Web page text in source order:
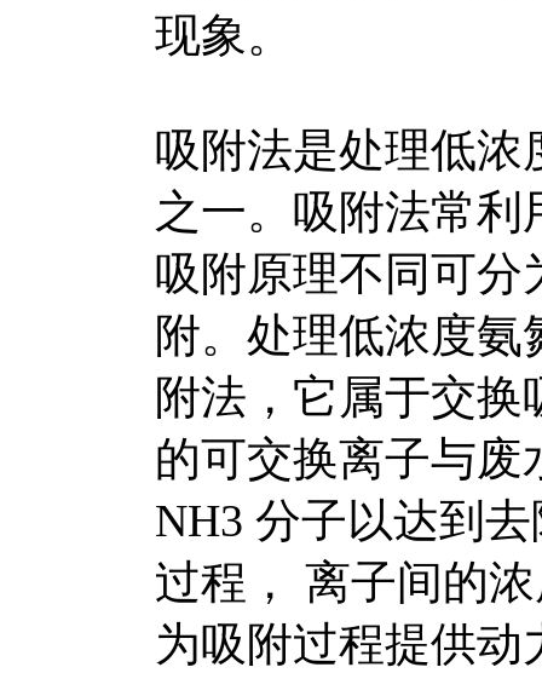
现象。
吸附法是处理低浓
之一。吸附法常
吸附原理不同可分
附。处理低浓度
附法，它属于交
的可交换离子与废
NH3 分子以达到
过程， 离子间的
为吸附过程提供动